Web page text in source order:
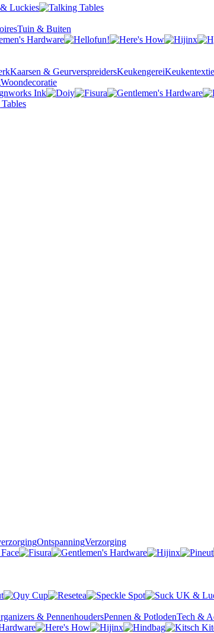
Tuin & Buiten
Kaarsen & GeurverspreidersKeukengerei
Woondecoratie
OntspanningVerzorging
& PennenhoudersPennen & PotlodenTech &